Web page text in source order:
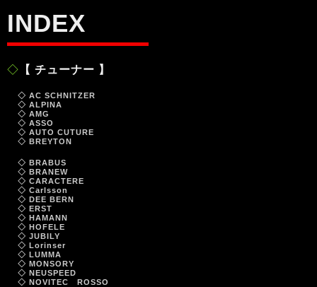
INDEX
◇ 【 チューナー 】
◇ AC SCHNITZER
◇ ALPINA
◇ AMG
◇ ASSO
◇ AUTO CUTURE
◇ BREYTON
◇ BRABUS
◇ BRANEW
◇ CARACTERE
◇ Carlsson
◇ DEE BERN
◇ ERST
◇ HAMANN
◇ HOFELE
◇ JUBILY
◇ Lorinser
◇ LUMMA
◇ MONSORY
◇ NEUSPEED
◇ NOVITEC ROSSO